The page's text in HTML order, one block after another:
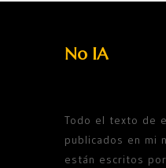
No IA
Todo el texto de
publicados en mi
están escritos